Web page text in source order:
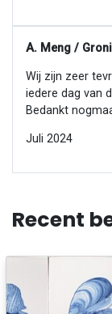
A. Meng /
Wij zijn zeer
iedere dag van
Bedankt
Juli 2024
Recent